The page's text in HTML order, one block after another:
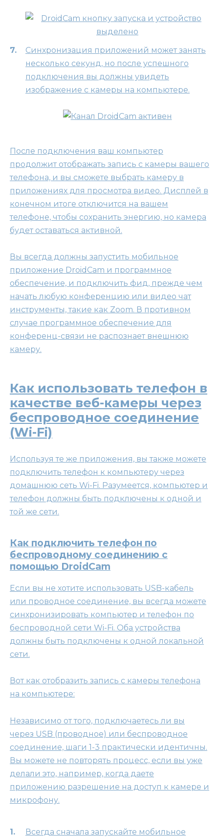
Синхронизация приложений может занять
несколько секунд, но после успешного
подключения вы должны увидеть
изображение с камеры на компьютере.
После подключения ваш компьютер
продолжит отображать запись с камеры вашего
телефона, и вы сможете выбрать камеру в
приложениях для просмотра видео. Дисплей в
конечном итоге отключится на вашем
телефоне, чтобы сохранить энергию, но камера
будет оставаться активной.
Вы всегда должны запустить мобильное
приложение DroidCam и программное
обеспечение, и подключить фид, прежде чем
начать любую конференцию или видео чат
инструменты, такие как Zoom. В противном
случае программное обеспечение для
конференц-связи не распознает внешнюю
камеру.
Как использовать телефон в
качестве веб-камеры через
беспроводное соединение
(Wi-Fi)
Используя те же приложения, вы также можете
подключить телефон к компьютеру через
домашнюю сеть Wi-Fi. Разумеется, компьютер и
телефон должны быть подключены к одной и
той же сети.
Как подключить телефон по
беспроводному соединению с
помощью DroidCam
Если вы не хотите использовать USB-кабель
или проводное соединение, вы всегда можете
синхронизировать компьютер и телефон по
беспроводной сети Wi-Fi. Оба устройства
должны быть подключены к одной локальной
сети.
Вот как отобразить запись с камеры телефона
на компьютере:
Независимо от того, подключаетесь ли вы
через USB (проводное) или беспроводное
соединение, шаги 1-3 практически идентичны.
Вы можете не повторять процесс, если вы уже
делали это, например, когда даете
приложению разрешение на доступ к камере и
микрофону.
Всегда сначала запускайте мобильное